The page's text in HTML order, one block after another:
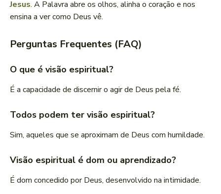
Jesus. A Palavra abre os olhos, alinha o coração e nos
ensina a ver como Deus vê.
Perguntas Frequentes (FAQ)
O que é visão espiritual?
É a capacidade de discernir o agir de Deus pela fé.
Todos podem ter visão espiritual?
Sim, aqueles que se aproximam de Deus com humildade.
Visão espiritual é dom ou aprendizado?
É dom concedido por Deus, desenvolvido na intimidade.